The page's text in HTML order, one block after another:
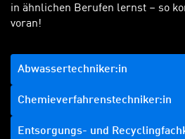
in ähnlichen Berufen lernst – so
voran!
Abwassertechniker:in
Chemieverfahrenstechniker:in
Entsorgungs- und